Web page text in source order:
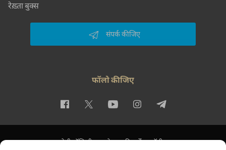
रेख़्ता बुक्स
संपर्क कीजिए
फॉलो कीजिए
प्राइवेसी पॉलिसी इस्तेमाल की शर्तें कॉपीराइट